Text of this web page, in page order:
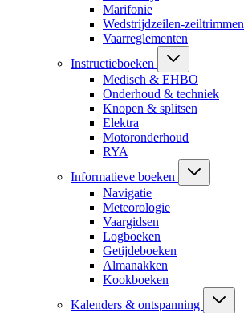
Marifonie
Wedstrijdzeilen-zeiltrimmen
Vaarreglementen
Instructieboeken
Medisch & EHBO
Onderhoud & techniek
Knopen & splitsen
Elektra
Motoronderhoud
RYA
Informatieve boeken
Navigatie
Meteorologie
Vaargidsen
Logboeken
Getijdeboeken
Almanakken
Kookboeken
Kalenders & ontspanning